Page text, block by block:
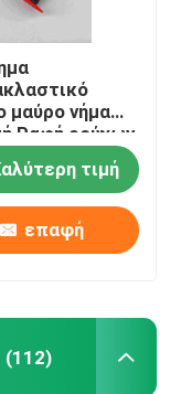
μαύρο νήμα
Ραφή ρούχων
πλευρές ψηλά
τιμή
επαφή
(112)